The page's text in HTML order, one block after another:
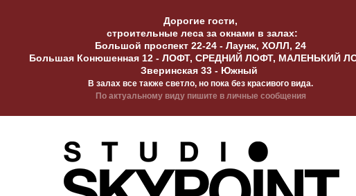
Дорогие гости,
строительные леса за окнами в залах:
Большой проспект 22-24 - Лаунж, ХОЛЛ, 24
Большая Конюшенная 12 - ЛОФТ, СРЕДНИЙ ЛОФТ, МАЛЕНЬКИЙ
Зверинская 33 - Южный
В залах все также светло, но пока без красивого вида.
По актуальному виду пишите в личные сообщения